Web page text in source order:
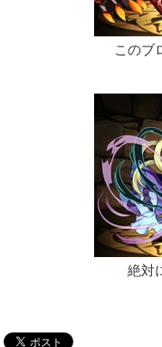
このブ
絶対